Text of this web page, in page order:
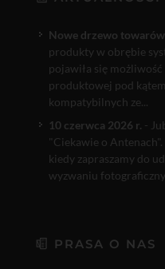
Nowe drzewo
produkty w obrębie
pojawiła się
produktowej pod
kompatybilnych ze...
10 czerwca 2026 r. -
"Ciekawie o
kiedy zapraszamy do
wyzwaniu
PRASA O NAS